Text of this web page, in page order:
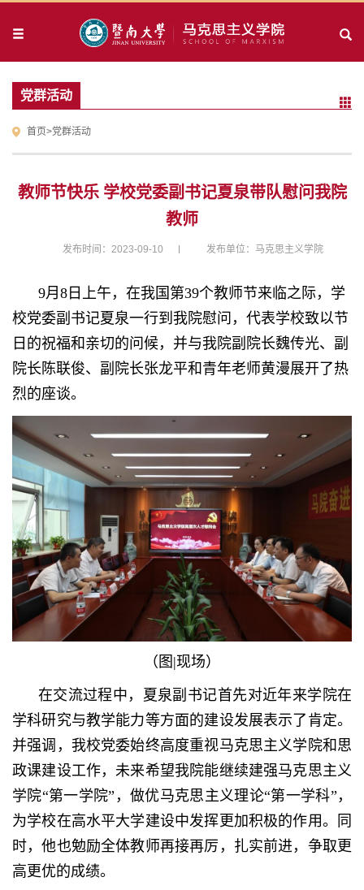
党群活动
首页>党群活动
教师节快乐 学校党委副书记夏泉带队慰问我院
教师
发布时间：2023-09-10 发布单位：马克思主义学院
9月 8 日上午，在我国第39个教师节来临之际，学
校党委副书记夏泉一行到我院慰问，代表学校致以节
日的祝福和亲切的问候，并与我院副院长魏传光、副
院长陈联俊、副院长张龙平和青年老师黄漫展开了热
烈的座谈。
（图 |现场）
在交流过程中，夏泉副书记首先对近年来学院在
学科研究与教学能力等方面的建设发展表示了肯定。
并强调，我校党委始终高度重视马克思主义学院和思
政课建设工作，未来希望我院能继续建强马克思主义
学院“第一学院”，做优马克思主义理论“第一学科”，
为学校在高水平大学建设中发挥更加积极的作用。同
时，他也勉励全体教师再接再厉，扎实前进，争取更
高更优的成绩。